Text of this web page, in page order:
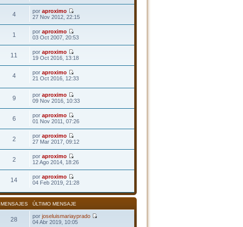
4 poraproximo
27 Nov 2012, 22:15
1 poraproximo
03 Oct 2007, 20:53
11 poraproximo
19 Oct 2016, 13:18
4 poraproximo
21 Oct 2016, 12:33
9 poraproximo
09 Nov 2016, 10:33
6 poraproximo
01 Nov 2011, 07:26
2 poraproximo
27 Mar 2017, 09:12
2 poraproximo
12 Ago 2014, 18:26
14 poraproximo
04 Feb 2019, 21:28
MENSAJES ÚLTIMO MENSAJE
28 porjoseluismariayprado
04 Abr 2019, 10:05